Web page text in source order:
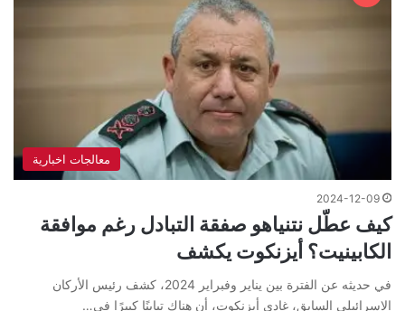
معالجات اخبارية
2024-12-09
كيف عطّل نتنياهو صفقة التبادل رغم موافقة
الكابينيت؟ أيزنكوت يكشف
في حديثه عن الفترة بين يناير وفبراير 2024، كشف رئيس الأركان
الإسرائيلي السابق، غادي أيزنكوت، أن هناك تباينًا كبيرًا في…